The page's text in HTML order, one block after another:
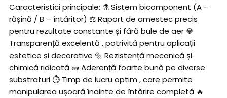
Caracteristici principale: ⚗️ Sistem bicomponent (A –
rășină / B – întăritor) ⚖️ Raport de amestec precis
pentru rezultate constante și fără bule de aer 💎
Transparență excelentă , potrivită pentru aplicații
estetice și decorative 🔩 Rezistență mecanică și
chimică ridicată 🧱 Aderență foarte bună pe diverse
substraturi ⏱️ Timp de lucru optim , care permite
manipularea ușoară înainte de întărire completă 🔥